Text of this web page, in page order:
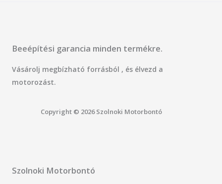
Beeépítési garancia minden termékre.
Vásárolj megbízható forrásból , és élvezd a
motorozást.
Copyright © 2026 Szolnoki Motorbontó
Szolnoki Motorbontó